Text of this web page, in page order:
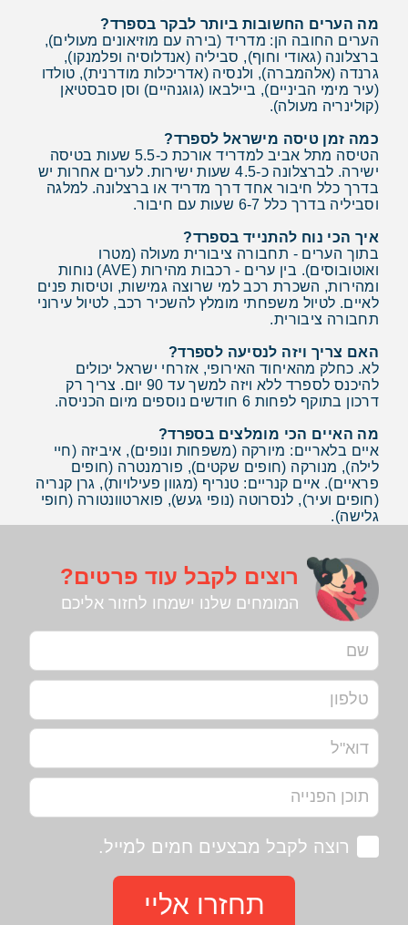
מה הערים החשובות ביותר לבקר בספרד?
הערים החובה הן: מדריד (בירה עם מוזיאונים מעולים),
ברצלונה (גאודי וחוף), סביליה (אנדלוסיה ופלמנקו),
גרנדה (אלהמברה), ולנסיה (אדריכלות מודרנית), טולדו
(עיר מימי הביניים), ביילבאו (גוגנהיים) וסן סבסטיאן
(קולינריה מעולה).
כמה זמן טיסה מישראל לספרד?
הטיסה מתל אביב למדריד אורכת כ-5.5 שעות בטיסה
ישירה. לברצלונה כ-4.5 שעות ישירות. לערים אחרות יש
בדרך כלל חיבור אחד דרך מדריד או ברצלונה. למלגה
וסביליה בדרך כלל 6-7 שעות עם חיבור.
איך הכי נוח להתנייד בספרד?
בתוך הערים - תחבורה ציבורית מעולה (מטרו
ואוטובוסים). בין ערים - רכבות מהירות (AVE) נוחות
ומהירות, השכרת רכב למי שרוצה גמישות, וטיסות פנים
לאיים. לטיול משפחתי מומלץ להשכיר רכב, לטיול עירוני
תחבורה ציבורית.
האם צריך ויזה לנסיעה לספרד?
לא. כחלק מהאיחוד האירופי, אזרחי ישראל יכולים
להיכנס לספרד ללא ויזה למשך עד 90 יום. צריך רק
דרכון בתוקף לפחות 6 חודשים נוספים מיום הכניסה.
מה האיים הכי מומלצים בספרד?
איים בלאריים: מיורקה (משפחות ונופים), איביזה (חיי
לילה), מנורקה (חופים שקטים), פורמנטרה (חופים
פראיים). איים קנריים: טנריף (מגוון פעילויות), גרן קנריה
(חופים ועיר), לנסרוטה (נופי געש), פוארטוונטורה (חופי
גלישה).
רוצים לקבל עוד פרטים?
המומחים שלנו ישמחו לחזור אליכם
רוצה לקבל מבצעים חמים למייל.
תחזרו אליי